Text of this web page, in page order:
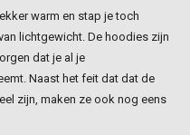
warm en stap je toch
lichtgewicht. De hoodies zijn
dat je al je
Naast het feit dat dat de
zijn, maken ze ook nog eens